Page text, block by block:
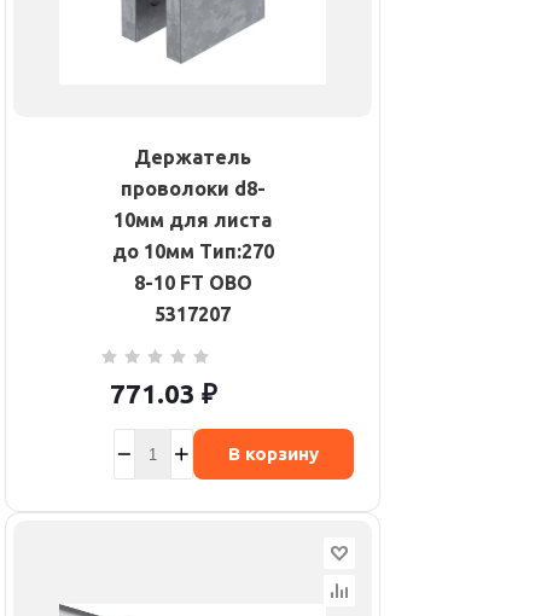
Держатель
проволоки d8-
10мм для листа
до 10мм Тип:270
8-10 FT OBO
5317207
771.03 ₽
В корзину